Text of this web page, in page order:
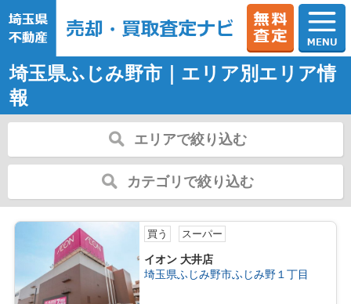
埼玉県ふじみ野市｜エリア別エリア情
報
エリアで絞り込む
カテゴリで絞り込む
買う スーパー
イオン 大井店
埼玉県ふじみ野市ふじみ野１丁目